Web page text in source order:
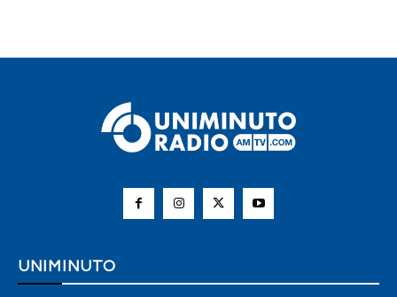
UNIMINUTO